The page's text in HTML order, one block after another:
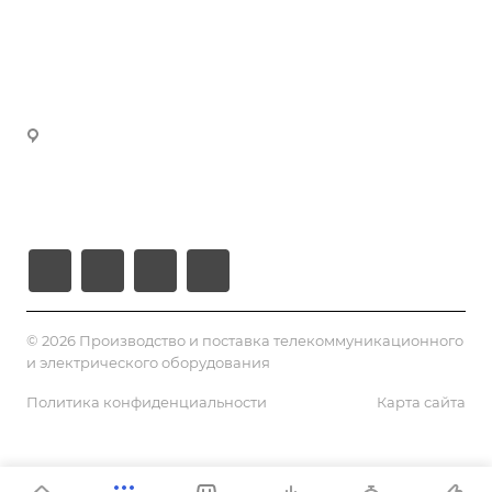
© 2026 Производство и поставка телекоммуникационного
и электрического оборудования
Политика конфиденциальности Карта сайта